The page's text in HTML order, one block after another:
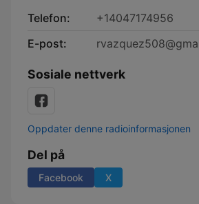
Telefon:
+14047174956
E-post:
Sosiale nettverk
Oppdater denne radioinformasjonen
Del på
Facebook X